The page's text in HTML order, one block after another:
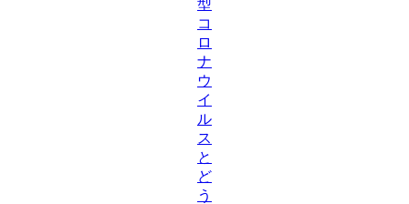
型
コ
ロ
ナ
ウ
イ
ル
ス
と
ど
う